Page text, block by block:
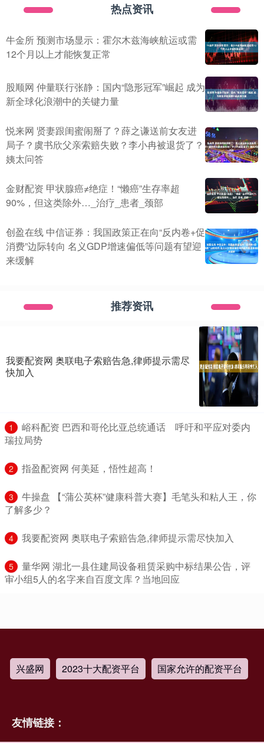
热点资讯
牛金所 预测市场显示：霍尔木兹海峡航运或需
12个月以上才能恢复正常
股顺网 仲量联行张静：国内“隐形冠军”崛起 成为
新全球化浪潮中的关键力量
悦来网 贤妻跟闺蜜闹掰了？薛之谦送前女友进
局子？虞书欣父亲索赔失败？李小冉被退货了？
姨太问答
金财配资 甲状腺癌≠绝症！“懒癌”生存率超
90%，但这类除外…_治疗_患者_颈部
创盈在线 中信证券：我国政策正在向“反内卷+促
消费”边际转向 名义GDP增速偏低等问题有望迎
来缓解
推荐资讯
我要配资网 奥联电子索赔告急,律师提示需尽
快加入
1
​峪科配资 巴西和哥伦比亚总统通话 呼吁和平应对委内
瑞拉局势
2 ​指盈配资网 何美延，悟性超高！
3
​牛操盘 【“蒲公英杯”健康科普大赛】毛笔头和粘人王，你
了解多少？
4 ​我要配资网 奥联电子索赔告急,律师提示需尽快加入
5
​量华网 湖北一县住建局设备租赁采购中标结果公告，评
审小组5人的名字来自百度文库？当地回应
兴盛网 2023十大配资平台 国家允许的配资平台
友情链接：